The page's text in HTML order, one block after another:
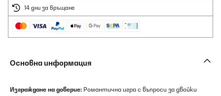
14 дни за връщане
Основна информация
Изграждане на доверие: Романтична игра с въпроси за двойки